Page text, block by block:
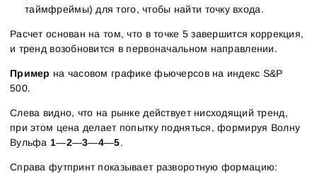
таймфреймы) для того, чтобы найти точку входа.
Расчет основан на том, что в точке 5 завершится коррекция,
и тренд возобновится в первоначальном направлении.
Пример на часовом графике фьючерсов на индекс S&P
500.
Слева видно, что на рынке действует нисходящий тренд,
при этом цена делает попытку подняться, формируя Волну
Вульфа 1—2—3—4—5.
Справа футпринт показывает разворотную формацию: